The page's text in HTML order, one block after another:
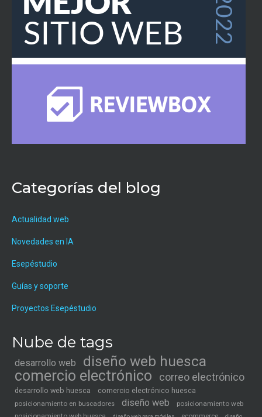
Categorías del blog
Actualidad web
Novedades en IA
Esepéstudio
Guías y soporte
Proyectos Esepéstudio
Nube de tags
desarrollo web
diseño web huesca
comercio electrónico
correo electrónico
desarrollo web huesca comercio electrónico huesca
posicionamiento en buscadores diseño web
posicionamiento web